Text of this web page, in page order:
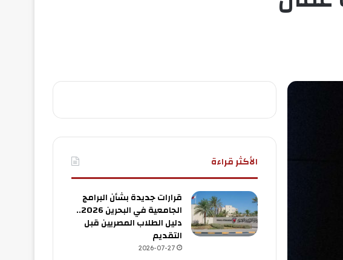
الأكثر قراءة
قرارات جديدة بشأن البرامج
الجامعية في البحرين 2026..
دليل الطلاب المصريين قبل
التقديم
2026-07-27